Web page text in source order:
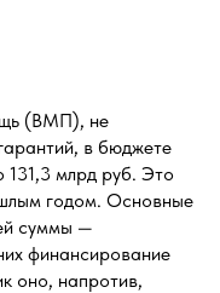
(ВМП), не
в бюджете
млрд руб. Это
годом. Основные
суммы —
финансирование
оно, напротив,